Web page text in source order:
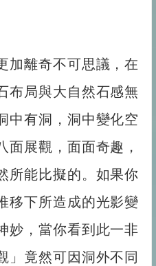
加離奇不可思議，在
布局與大自然石感無
中有洞，洞中變化空
面展觀，面面奇趣，
所能比擬的。如果你
移下所造成的光影變
妙，當你看到此一非
」竟然可因洞外不同